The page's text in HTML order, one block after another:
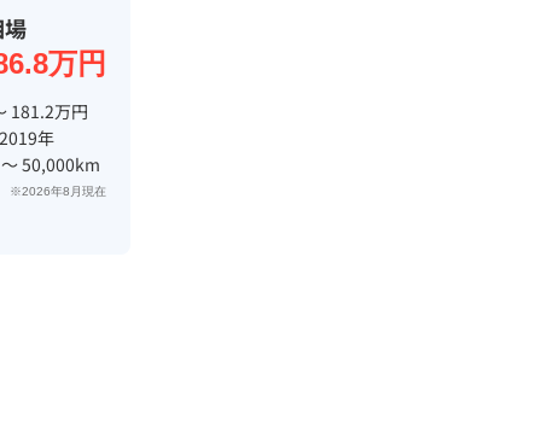
万円
181.2万円
年
50,000km
※2026年8月現在